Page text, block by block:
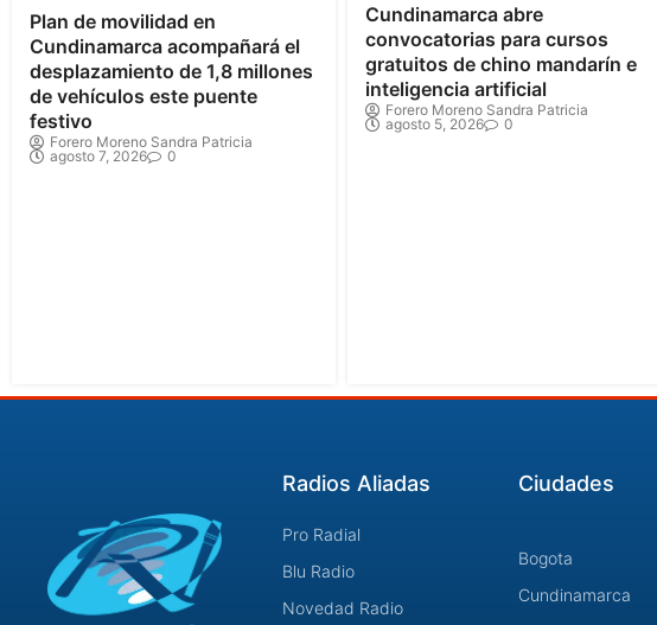
Plan de movilidad en
Cundinamarca acompañará el
desplazamiento de 1,8 millones
de vehículos este puente
festivo
Forero Moreno Sandra Patricia
agosto 7, 2026
0
Cundinamarca abre
convocatorias para cursos
gratuitos de chino mandarín e
inteligencia artificial
Forero Moreno Sandra Patricia
agosto 5, 2026
0
Radios Aliadas
Pro Radial
Blu Radio
Novedad Radio
Ciudades
Bogota
Cundinamarca